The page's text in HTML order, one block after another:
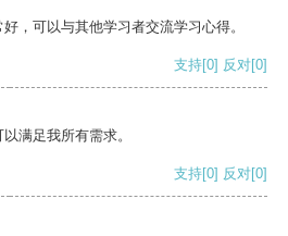
，可以与其他学习者交流学习心得。
支持[0] 反对[0]
满足我所有需求。
支持[0] 反对[0]